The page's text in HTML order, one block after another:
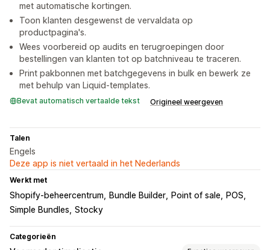
met automatische kortingen.
Toon klanten desgewenst de vervaldata op
productpagina's.
Wees voorbereid op audits en terugroepingen door
bestellingen van klanten tot op batchniveau te traceren.
Print pakbonnen met batchgegevens in bulk en bewerk ze
met behulp van Liquid-templates.
Bevat automatisch vertaalde tekst Origineel weergeven
Talen
Engels
Deze app is niet vertaald in het Nederlands
Werkt met
Shopify-beheercentrum Bundle Builder Point of sale
POS
Simple Bundles Stocky
Categorieën